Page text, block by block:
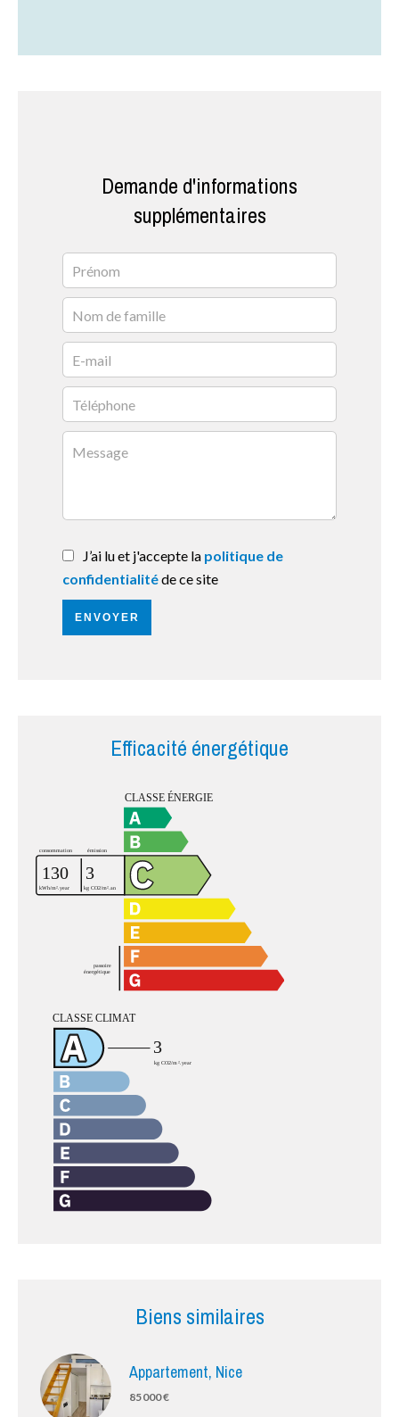
Demande d'informations
supplémentaires
J’ai lu et j'accepte la politique de
confidentialitéde ce site
ENVOYER
Efficacité énergétique
Biens similaires
Appartement, Nice
85 000 €